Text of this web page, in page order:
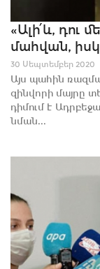
«Ալի՛և, դու
մահվան, իսկ
30 Սեպտեմբեր 2020
Այս պահին
զինվորի մայրը
դիմում է
նման...